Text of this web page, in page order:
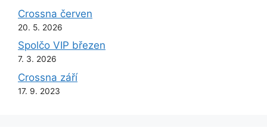
Crossna červen
20. 5. 2026
Spolčo VIP březen
7. 3. 2026
Crossna září
17. 9. 2023